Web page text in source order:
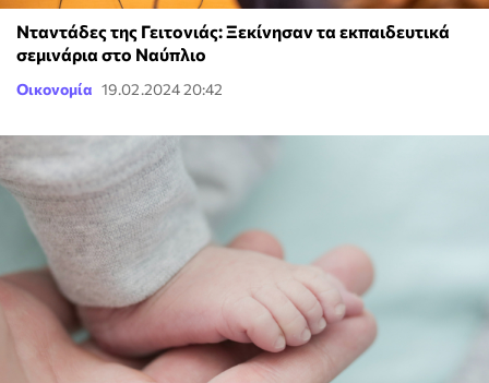
Νταντάδες της Γειτονιάς: Ξεκίνησαν τα εκπαιδευτικά
σεμινάρια στο Ναύπλιο
Οικονομία 19.02.2024 20:42